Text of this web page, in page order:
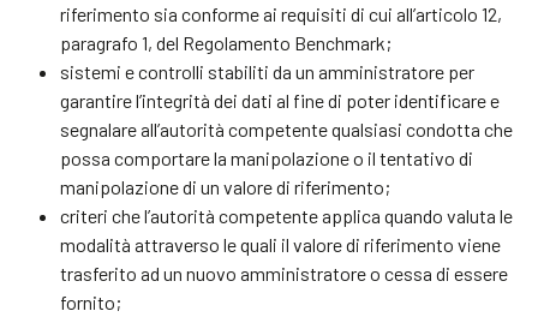
riferimento sia conforme ai requisiti di cui all’articolo 12,
paragrafo 1, del Regolamento Benchmark;
sistemi e controlli stabiliti da un amministratore per
garantire l’integrità dei dati al fine di poter identificare e
segnalare all’autorità competente qualsiasi condotta che
possa comportare la manipolazione o il tentativo di
manipolazione di un valore di riferimento;
criteri che l’autorità competente applica quando valuta le
modalità attraverso le quali il valore di riferimento viene
trasferito ad un nuovo amministratore o cessa di essere
fornito;